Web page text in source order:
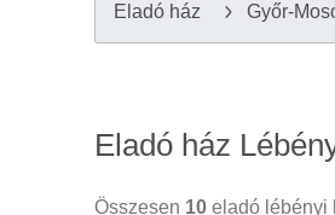
Eladó ház Győr-
Eladó ház
Összesen 10 eladó lébényi